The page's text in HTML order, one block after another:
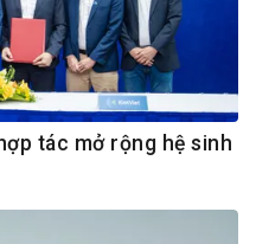
tác mở rộng hệ sinh